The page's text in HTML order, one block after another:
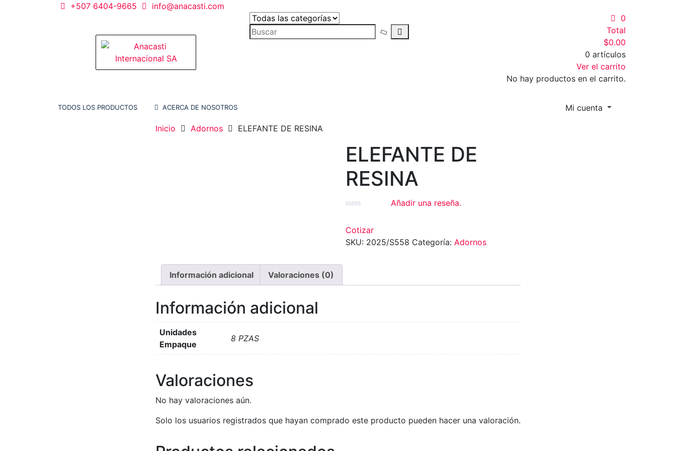
+507 6404-9665 info@anacasti.com
0
Total
$0.00
0 artículos
Ver el carrito
No hay productos en el carrito.
TODOS LOS PRODUCTOS ACERCA DE NOSOTROS Mi cuenta
Inicio Adornos ELEFANTE DE RESINA
ELEFANTE DE
RESINA
Añadir una reseña.
Cotizar
SKU: 2025/S558 Categoría: Adornos
Información adicional Valoraciones (0)
Información adicional
Unidades
Empaque
8 PZAS
Valoraciones
No hay valoraciones aún.
Solo los usuarios registrados que hayan comprado este producto pueden hacer una valoración.